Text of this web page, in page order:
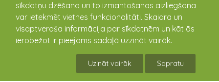
sīkdatņu dzēšana un to izmantošanas aizliegšana
var ietekmēt vietnes funkcionalitāti. Skaidra un
visaptveroša informācija par sīkdatnēm un kāt ās
ierobežot ir pieejams sadaļā uzzināt vairāk.
Uzināt vairāk Sapratu
Senioru deju kopu festivāls
"Pavasara ziedu balle"
14.05.2016 12:00